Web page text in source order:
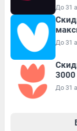
До 31
До 31
3000
До 31